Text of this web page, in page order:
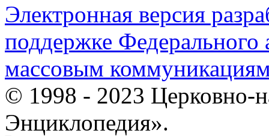
Электронная версия
поддержке Федерального
массовым
© 1998 - 2023 Церковно-
Энциклопедия».